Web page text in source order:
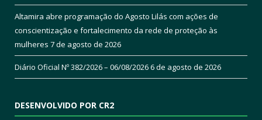
Altamira abre programação do Agosto Lilás com ações de
conscientização e fortalecimento da rede de proteção às
mulheres 7 de agosto de 2026
Diário Oficial Nº 382/2026 – 06/08/20266 de agosto de 2026
DESENVOLVIDO POR CR2